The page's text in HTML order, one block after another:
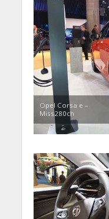
Opel Corsa e –
Miss280ch